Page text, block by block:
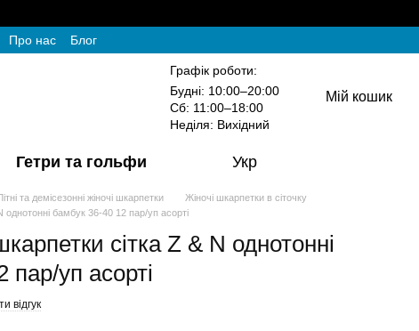
Про нас Блог
Графік роботи:
Будні: 10:00–20:00
Сб: 11:00–18:00
Неділя: Вихідний
Мій кошик
Гетри та гольфи Укр
та демісезонні жіночі шкарпетки
Жіночі шкарпетки в сіточку
однотонні бамбук 36-40 12 пар/уп асорті
сітка Z & N однотонні
пар/уп асорті
відгук